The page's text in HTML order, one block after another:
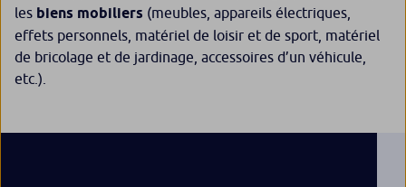
les biens mobiliers (meubles, appareils électriques,
effets personnels, matériel de loisir et de sport, matériel
de bricolage et de jardinage, accessoires d’un véhicule,
etc.).